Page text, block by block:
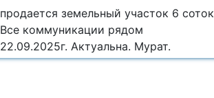
продается земельный участок 6 соток
Все коммуникации рядом
22.09.2025г. Актуальна. Мурат.